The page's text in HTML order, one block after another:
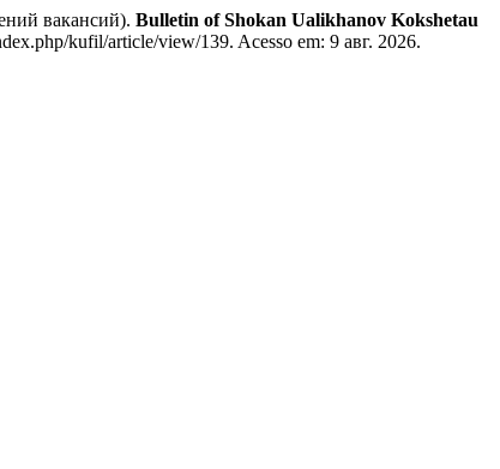
вакансий). Bulletin of Shokan Ualikhanov Kokshetau
kufil/article/view/139. Acesso em: 9 авг. 2026.